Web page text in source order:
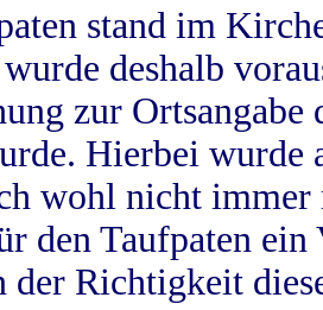
stand im
deshalb
zur
Hierbei wurde
wohl nicht
den Taufpaten
der Richtigkeit